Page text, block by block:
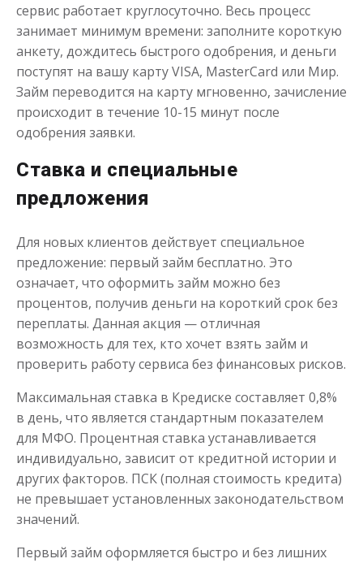
Деньги до зарплаты
Сумма до50 000₽
Срок от 1до 21 дня
Получить
сервис работает круглосуточно. Весь процесс
занимает минимум времени: заполните короткую
анкету, дождитесь быстрого одобрения, и деньги
поступят на вашу карту VISA, MasterCard или Мир.
Займ переводится на карту мгновенно, зачисление
происходит в течение 10-15 минут после
одобрения заявки.
Ставка и специальные
предложения
Для новых клиентов действует специальное
предложение: первый займ бесплатно. Это
означает, что оформить займ можно без
процентов, получив деньги на короткий срок без
переплаты. Данная акция — отличная
возможность для тех, кто хочет взять займ и
проверить работу сервиса без финансовых рисков.
Максимальная ставка в Кредиске составляет 0,8%
в день, что является стандартным показателем
для МФО. Процентная ставка устанавливается
индивидуально, зависит от кредитной истории и
других факторов. ПСК (полная стоимость кредита)
не превышает установленных законодательством
значений.
Первый займ оформляется быстро и без лишних